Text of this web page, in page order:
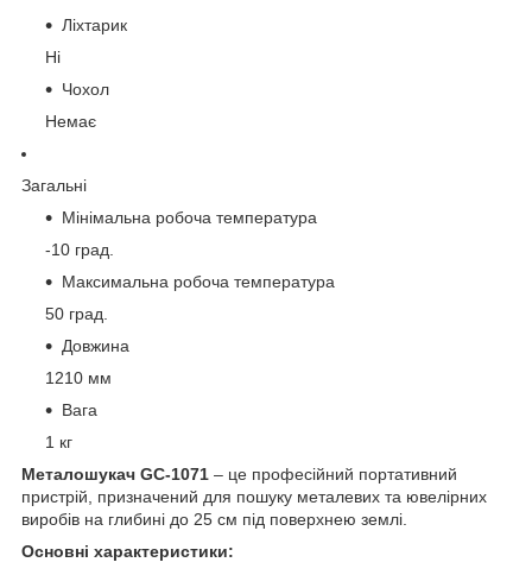
Ліхтарик
Ні
Чохол
Немає
Загальні
Мінімальна робоча температура
-10 град.
Максимальна робоча температура
50 град.
Довжина
1210 мм
Вага
1 кг
Металошукач GC-1071 – це професійний портативний
пристрій, призначений для пошуку металевих та ювелірних
виробів на глибині до 25 см під поверхнею землі.
Основні характеристики: